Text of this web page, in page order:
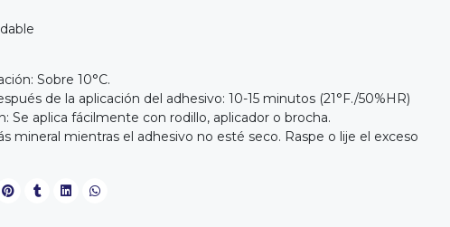
Sobre 10°C.
de la aplicación del adhesivo: 10-15 minutos (21°F./50%HR)
Se aplica fácilmente con rodillo, aplicador o brocha.
mineral mientras el adhesivo no esté seco. Raspe o lije el exceso